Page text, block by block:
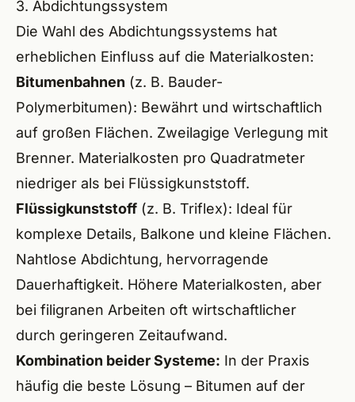
3. Abdichtungssystem
Die Wahl des Abdichtungssystems hat
erheblichen Einfluss auf die Materialkosten:
Bitumenbahnen (z. B. Bauder-
Polymerbitumen): Bewährt und wirtschaftlich
auf großen Flächen. Zweilagige Verlegung mit
Brenner. Materialkosten pro Quadratmeter
niedriger als bei Flüssigkunststoff.
Flüssigkunststoff (z. B. Triflex): Ideal für
komplexe Details, Balkone und kleine Flächen.
Nahtlose Abdichtung, hervorragende
Dauerhaftigkeit. Höhere Materialkosten, aber
bei filigranen Arbeiten oft wirtschaftlicher
durch geringeren Zeitaufwand.
Kombination beider Systeme: In der Praxis
häufig die beste Lösung – Bitumen auf der